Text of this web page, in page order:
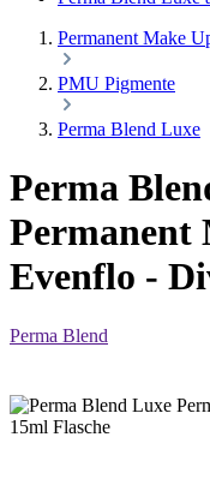
Permanent Make
PMU Pigmente
Perma Blend Luxe
Perma
Permanent
Evenflo -
Perma Blend